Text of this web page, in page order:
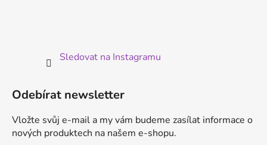
Sledovat na Instagramu
Odebírat newsletter
Vložte svůj e-mail a my vám budeme zasílat informace o
nových produktech na našem e-shopu.